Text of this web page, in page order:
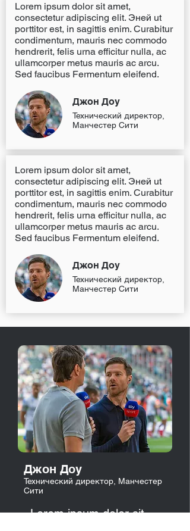
Lorem ipsum dolor sit amet,
consectetur adipiscing elit. Эней ut
porttitor est, in sagittis enim. Curabitur
condimentum, mauris nec commodo
hendrerit, felis urna efficitur nulla, ac
ullamcorper metus mauris ac arcu.
Sed faucibus Fermentum eleifend.
Джон Доу
Технический директор,
Манчестер Сити
Lorem ipsum dolor sit amet,
consectetur adipiscing elit. Эней ut
porttitor est, in sagittis enim. Curabitur
condimentum, mauris nec commodo
hendrerit, felis urna efficitur nulla, ac
ullamcorper metus mauris ac arcu.
Sed faucibus Fermentum eleifend.
Джон Доу
Технический директор,
Манчестер Сити
Джон Доу
Технический директор, Манчестер
Сити
«Lorem ipsum dolor sit